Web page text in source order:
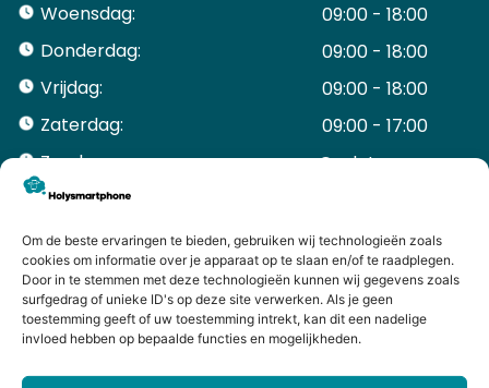
Om de beste ervaringen te bieden, gebruiken wij technologieën zoals
cookies om informatie over je apparaat op te slaan en/of te raadplegen.
Door in te stemmen met deze technologieën kunnen wij gegevens zoals
surfgedrag of unieke ID's op deze site verwerken. Als je geen
toestemming geeft of uw toestemming intrekt, kan dit een nadelige
invloed hebben op bepaalde functies en mogelijkheden.
Woensdag:
09:00 - 18:00
Donderdag:
09:00 - 18:00
Vrijdag:
09:00 - 18:00
Zaterdag:
09:00 - 17:00
Zondag:
Gesloten ​ ​ ​ ​ ​ ​ ​
ACCOUNT
Bestellingen
Mijn winkelwagen
HANDIGE LINKS
Levering en retourneren